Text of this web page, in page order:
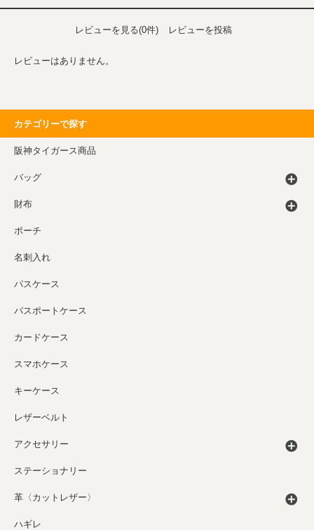
レビューを見る(0件) レビューを投稿
レビューはありません。
カテゴリーで探す
阪神タイガース商品
バッグ
財布
ポーチ
名刺入れ
パスケース
パスポートケース
カードケース
スマホケース
キーケース
レザーベルト
アクセサリー
ステーショナリー
革〈カットレザー〉
ハギレ